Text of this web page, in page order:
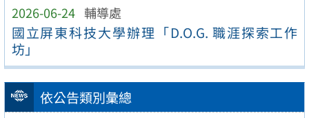
2026-06-24 輔導處
國立屏東科技大學辦理「D.O.G. 職涯探索工作
坊」
依公告類別彙總